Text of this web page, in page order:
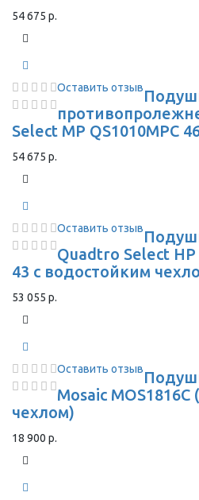
54 675 р.
Оставить отзыв
Select MP QS1010MPC
54 675 р.
Оставить отзыв
Quadtro Select HP
43 с водостойким
53 055 р.
Оставить отзыв
Mosaic
чехлом)
18 900 р.